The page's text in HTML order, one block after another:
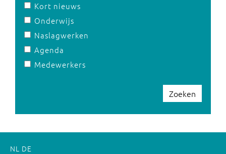
Kort nieuws
Onderwijs
Naslagwerken
Agenda
Medewerkers
Zoeken
NL DE